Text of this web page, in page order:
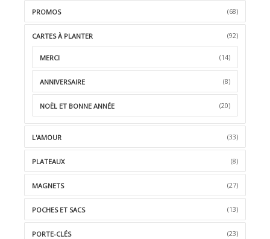
PROMOS (68)
CARTES À PLANTER (92)
MERCI (14)
ANNIVERSAIRE (8)
NOËL ET BONNE ANNÉE (20)
L'AMOUR (33)
PLATEAUX (8)
MAGNETS (27)
POCHES ET SACS (13)
PORTE-CLÉS (23)